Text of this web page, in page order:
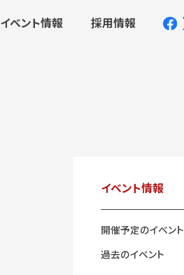
イベント情報 採用情報
イベント情報
開催予定のイベント
過去のイベント